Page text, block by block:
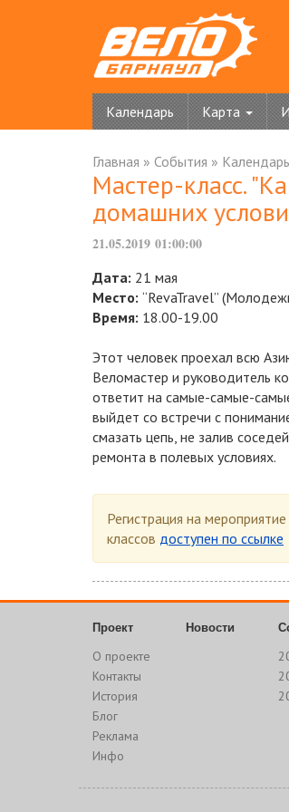
Календарь Карта
Главная » События »
Мастер-класс.
домашних
21.05.2019 01:00:00
Дата: 21 мая
Место: “RevaTravel”
Время: 18.00-19.00
Этот человек проехал всю
Веломастер и руководитель
ответит на самые-самые-
выйдет со встречи с
смазать цепь, не залив
ремонта в полевых условиях.
Регистрация на
классов доступен по ссылке
Проект
О проекте
Контакты
История
Блог
Реклама
Инфо
Новости